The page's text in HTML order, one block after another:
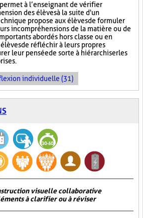
à l’enseignant de vérifier
des élèves à la suite d'un
propose aux élèves de formuler
incompréhensions de la matière ou de
abordés hors classe ou en
de réfléchir à leurs propres
leur pensée de sorte à hiérarchiser les
individuelle (31)
visuelle collaborative
à clarifier ou à réviser